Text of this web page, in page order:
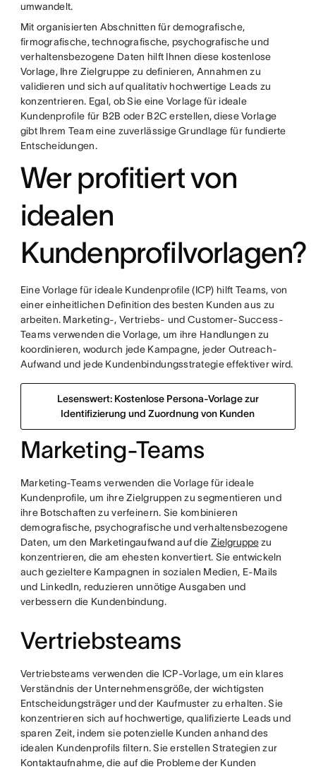
umwandelt.
Mit organisierten Abschnitten für demografische,
firmografische, technografische, psychografische und
verhaltensbezogene Daten hilft Ihnen diese kostenlose
Vorlage, Ihre Zielgruppe zu definieren, Annahmen zu
validieren und sich auf qualitativ hochwertige Leads zu
konzentrieren. Egal, ob Sie eine Vorlage für ideale
Kundenprofile für B2B oder B2C erstellen, diese Vorlage
gibt Ihrem Team eine zuverlässige Grundlage für fundierte
Entscheidungen.
Wer profitiert von
idealen
Kundenprofilvorlagen?
Eine Vorlage für ideale Kundenprofile (ICP) hilft Teams, von
einer einheitlichen Definition des besten Kunden aus zu
arbeiten. Marketing-, Vertriebs- und Customer-Success-
Teams verwenden die Vorlage, um ihre Handlungen zu
koordinieren, wodurch jede Kampagne, jeder Outreach-
Aufwand und jede Kundenbindungsstrategie effektiver wird.
Lesenswert: Kostenlose Persona-Vorlage zur
Identifizierung und Zuordnung von Kunden
Marketing-Teams
Marketing-Teams verwenden die Vorlage für ideale
Kundenprofile, um ihre Zielgruppen zu segmentieren und
ihre Botschaften zu verfeinern. Sie kombinieren
demografische, psychografische und verhaltensbezogene
Daten, um den Marketingaufwand auf die Zielgruppezu
konzentrieren, die am ehesten konvertiert. Sie entwickeln
auch gezieltere Kampagnen in sozialen Medien, E-Mails
und LinkedIn, reduzieren unnötige Ausgaben und
verbessern die Kundenbindung.
Vertriebsteams
Vertriebsteams verwenden die ICP-Vorlage, um ein klares
Verständnis der Unternehmensgröße, der wichtigsten
Entscheidungsträger und der Kaufmuster zu erhalten. Sie
konzentrieren sich auf hochwertige, qualifizierte Leads und
sparen Zeit, indem sie potenzielle Kunden anhand des
idealen Kundenprofils filtern. Sie erstellen Strategien zur
Kontaktaufnahme, die auf die Probleme der Kunden